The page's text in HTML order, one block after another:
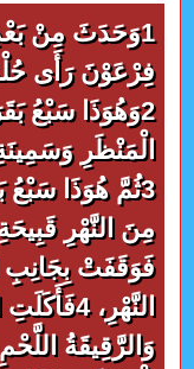
1وَحَدَثَ مِنْ
فِرْعَوْنَ رَأَى
2وَهُوَذَا سَبْعُ
الْمَنْظَرِ
3ثُمَّ هُوَذَا
مِنَ النَّهْرِ
فَوَقَفَتْ بِجَانِبِ
النَّهْرِ،
وَالرَّقِيقَةُ